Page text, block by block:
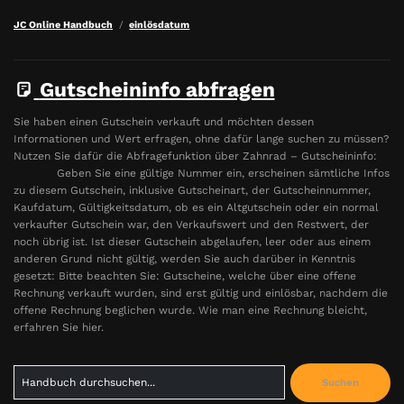
JC Online Handbuch einlösdatum
Gutscheininfo abfragen
Sie haben einen Gutschein verkauft und möchten dessen
Informationen und Wert erfragen, ohne dafür lange suchen zu müssen?
Nutzen Sie dafür die Abfragefunktion über Zahnrad – Gutscheininfo:
Geben Sie eine gültige Nummer ein, erscheinen sämtliche Infos
zu diesem Gutschein, inklusive Gutscheinart, der Gutscheinnummer,
Kaufdatum, Gültigkeitsdatum, ob es ein Altgutschein oder ein normal
verkaufter Gutschein war, den Verkaufswert und den Restwert, der
noch übrig ist. Ist dieser Gutschein abgelaufen, leer oder aus einem
anderen Grund nicht gültig, werden Sie auch darüber in Kenntnis
gesetzt: Bitte beachten Sie: Gutscheine, welche über eine offene
Rechnung verkauft wurden, sind erst gültig und einlösbar, nachdem die
offene Rechnung beglichen wurde. Wie man eine Rechnung bleicht,
erfahren Sie hier.
for:
Suchen